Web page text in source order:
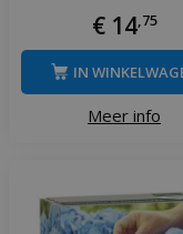
€ 14 75
Meer info
IN